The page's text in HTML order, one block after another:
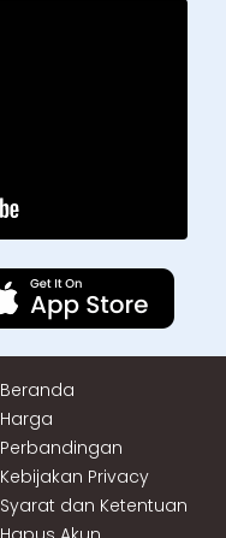
Beranda
Harga
Perbandingan
Kebijakan Privacy
Syarat dan Ketentuan